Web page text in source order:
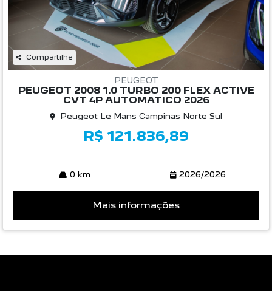
Compartilhe
PEUGEOT
PEUGEOT 2008 1.0 TURBO 200 FLEX ACTIVE
CVT 4P AUTOMATICO 2026
Peugeot Le Mans Campinas Norte Sul
R$ 121.836,89
0 km 2026/2026
Mais informações